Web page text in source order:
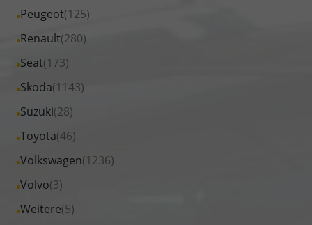
anzeigen
Nissan
anzeigen
Fahrzeuge
Opel
anzeigen
Peugeot(125)
Alle
Fahrzeuge
Peugeot
anzeigen
Renault(280)
Alle
Fahrzeuge
Renault
anzeigen
Seat(173)
Alle
Fahrzeuge
Seat
anzeigen
Skoda(1143)
Alle
Fahrzeuge
Skoda
anzeigen
Suzuki(28)
Alle
Fahrzeuge
Suzuki
anzeigen
Toyota(46)
Alle
Fahrzeuge
Toyota
anzeigen
Volkswagen(1236)
Alle
Fahrzeuge
Volkswagen
Volvo(3)
Alle
Fahrzeuge
Weitere(5)
Alle